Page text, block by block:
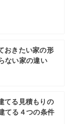
おきたい家の形
ない家の違い
てる見積もりの
てる４つの条件